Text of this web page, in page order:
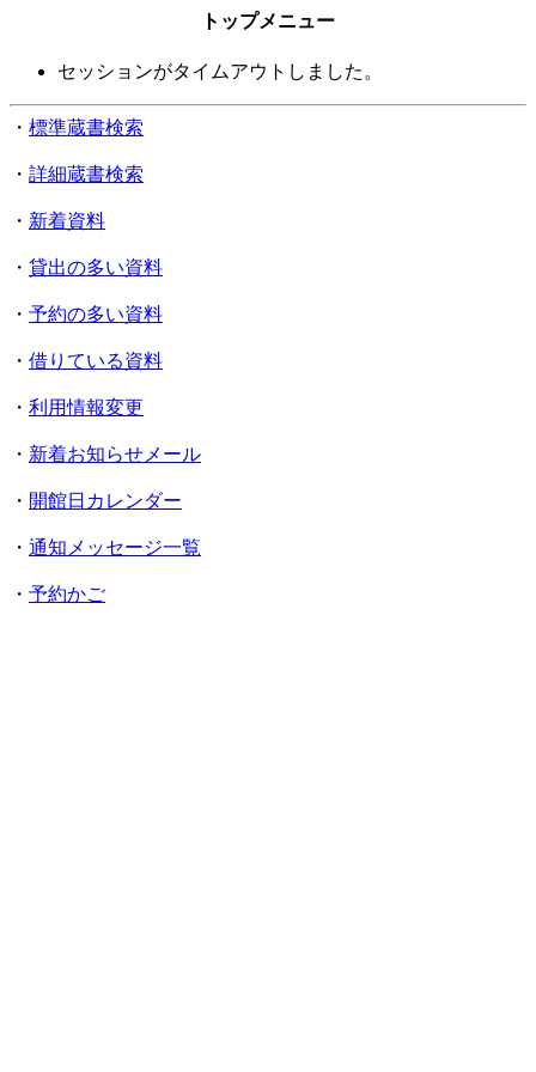
トップメニュー
セッションがタイムアウトしました。
・ 標準蔵書検索
・ 詳細蔵書検索
・ 新着資料
・ 貸出の多い資料
・ 予約の多い資料
・ 借りている資料
・ 利用情報変更
・ 新着お知らせメール
・ 開館日カレンダー
・ 通知メッセージ一覧
・ 予約かご